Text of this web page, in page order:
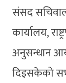
संसद
कार्यालय,
अनुसन्धान
दिइसकेको